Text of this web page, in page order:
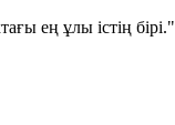
ең ұлы істің бірі."